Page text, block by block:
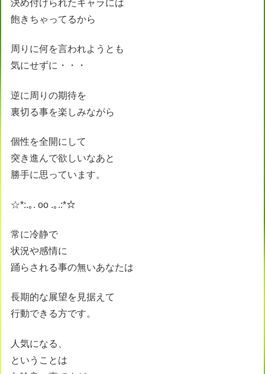
決め付けられたキャラには
飽きちゃってるから
周りに何を言われようとも
気にせずに・・・
逆に周りの期待を
裏切る事を楽しみながら
個性を全開にして
突き進んで欲しいなあと
勝手に思っています。
☆*:.｡. oo .｡.:*☆
常に冷静で
状況や感情に
踊らされる事の無いあなたは
長期的な展望を見据えて
行動できる方です。
人気になる、
ということは